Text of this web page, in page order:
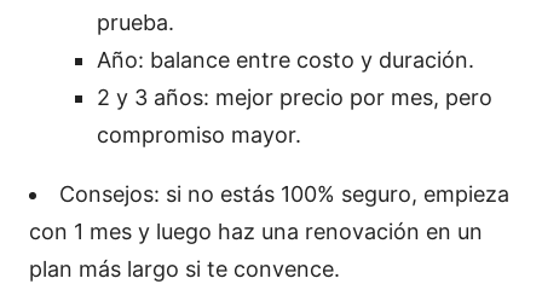
prueba.
Año: balance entre costo y duración.
2 y 3 años: mejor precio por mes, pero
compromiso mayor.
Consejos: si no estás 100% seguro, empieza
con 1 mes y luego haz una renovación en un
plan más largo si te convence.